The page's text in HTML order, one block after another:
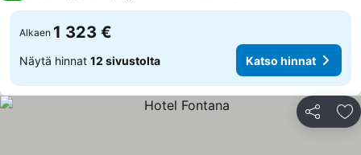
Alkaen 1 323 €
Näytä hinnat 12 sivustolta Katso hinnat
Jaa